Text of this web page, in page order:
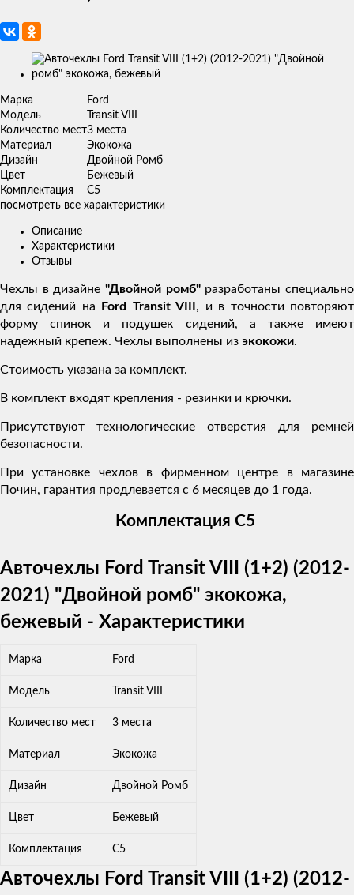
Изображения
товаров
Марка
Ford
Модель
Transit VIII
Количество мест3 места
Материал
Экокожа
Дизайн
Двойной Ромб
Цвет
Бежевый
Комплектация
C5
посмотреть все характеристики
Описание
Характеристики
Отзывы
Чехлы в дизайне "Двойной ромб"разработаны специально
для сидений на
Ford Transit VIII , и в точности повторяют
форму спинок и подушек сидений, а также имеют
надежный крепеж. Чехлы выполнены из экокожи.
Стоимость указана за комплект.
В комплект входят крепления - резинки и крючки.
Присутствуют технологические отверстия для ремней
безопасности.
При установке чехлов в фирменном центре в магазине
Почин, гарантия продлевается с 6 месяцев до 1 года.
Комплектация C5
Авточехлы Ford Transit VIII (1+2) (2012-
2021) "Двойной ромб" экокожа,
бежевый - Характеристики
Марка Ford
Модель Transit VIII
Количество мест 3 места
Материал Экокожа
Дизайн Двойной Ромб
Цвет Бежевый
Комплектация C5
Авточехлы Ford Transit VIII (1+2) (2012-